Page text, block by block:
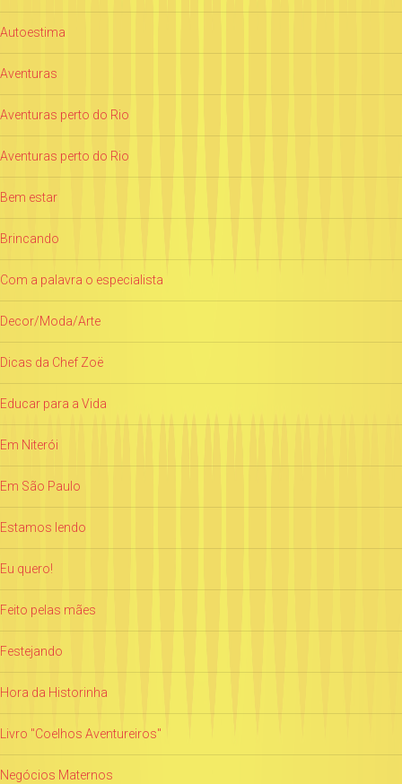
Autoestima
Aventuras
Aventuras perto do Rio
Aventuras perto do Rio
Bem estar
Brincando
Com a palavra o especialista
Decor/Moda/Arte
Dicas da Chef Zoë
Educar para a Vida
Em Niterói
Em São Paulo
Estamos lendo
Eu quero!
Feito pelas mães
Festejando
Hora da Historinha
Livro "Coelhos Aventureiros"
Negócios Maternos